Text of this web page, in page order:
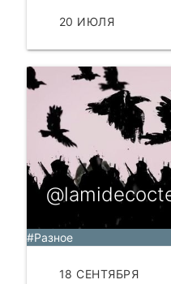
20 ИЮЛЯ
#Разное
18 СЕНТЯБРЯ